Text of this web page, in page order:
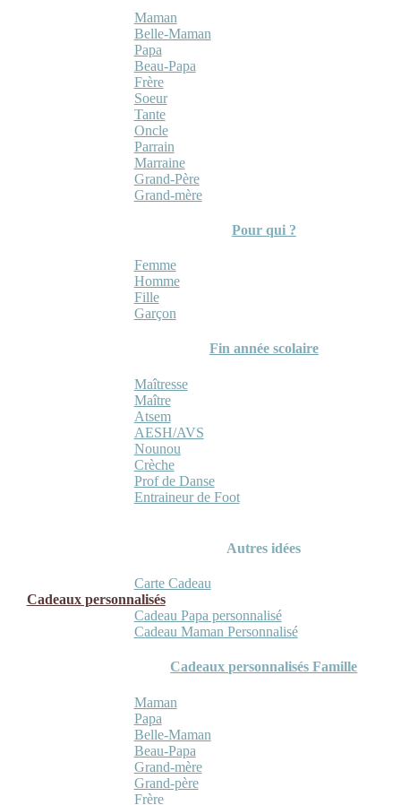
Maman
Belle-Maman
Papa
Beau-Papa
Frère
Soeur
Tante
Oncle
Parrain
Marraine
Grand-Père
Grand-mère
Pour qui ?
Femme
Homme
Fille
Garçon
Fin année scolaire
Maîtresse
Maître
Atsem
AESH/AVS
Nounou
Crèche
Prof de Danse
Entraineur de Foot
Autres idées
Carte Cadeau
Cadeaux personnalisés
Cadeau Papa personnalisé
Cadeau Maman Personnalisé
Cadeaux personnalisés Famille
Maman
Papa
Belle-Maman
Beau-Papa
Grand-mère
Grand-père
Frère